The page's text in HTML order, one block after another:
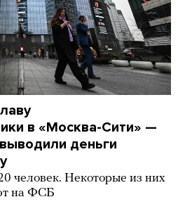
в «Москва-Сити» —
деньги
человек. Некоторые из них
на ФСБ